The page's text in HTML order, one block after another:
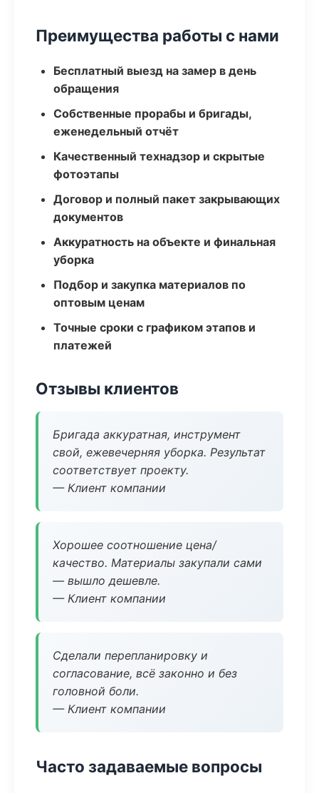
Преимущества работы с нами
Бесплатный выезд на замер в день
обращения
Собственные прорабы и бригады,
еженедельный отчёт
Качественный технадзор и скрытые
фотоэтапы
Договор и полный пакет закрывающих
документов
Аккуратность на объекте и финальная
уборка
Подбор и закупка материалов по
оптовым ценам
Точные сроки с графиком этапов и
платежей
Отзывы клиентов
Бригада аккуратная, инструмент
свой, ежевечерняя уборка. Результат
соответствует проекту.
— Клиент компании
Хорошее соотношение цена/
качество. Материалы закупали сами
— вышло дешевле.
— Клиент компании
Сделали перепланировку и
согласование, всё законно и без
головной боли.
— Клиент компании
Часто задаваемые вопросы